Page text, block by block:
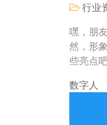
行业
嘿，朋
然，形
些亮点
数字人